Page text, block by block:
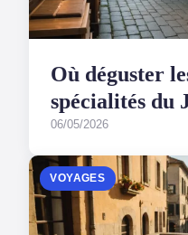
Où déguster
spécialités du
06/05/2026
VOYAGES